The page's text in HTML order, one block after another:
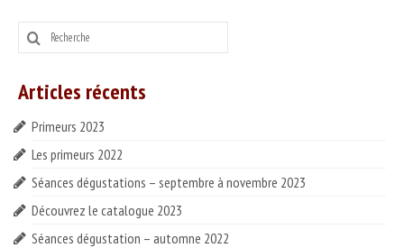
Rechercher
:
Articles récents
Primeurs 2023
Les primeurs 2022
Séances dégustations – septembre à novembre 2023
Découvrez le catalogue 2023
Séances dégustation – automne 2022